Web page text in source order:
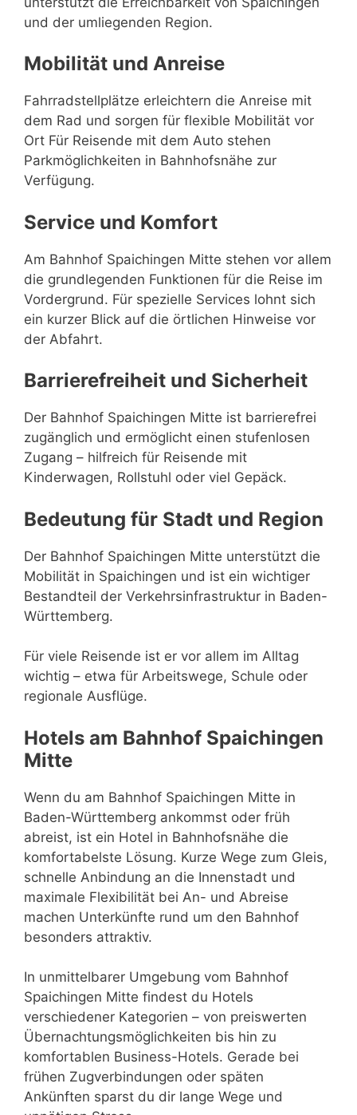
und der umliegenden Region.
Mobilität und Anreise
Fahrradstellplätze erleichtern die Anreise mit
dem Rad und sorgen für flexible Mobilität vor
Ort Für Reisende mit dem Auto stehen
Parkmöglichkeiten in Bahnhofsnähe zur
Verfügung.
Service und Komfort
Am Bahnhof Spaichingen Mitte stehen vor allem
die grundlegenden Funktionen für die Reise im
Vordergrund. Für spezielle Services lohnt sich
ein kurzer Blick auf die örtlichen Hinweise vor
der Abfahrt.
Barrierefreiheit und Sicherheit
Der Bahnhof Spaichingen Mitte ist barrierefrei
zugänglich und ermöglicht einen stufenlosen
Zugang – hilfreich für Reisende mit
Kinderwagen, Rollstuhl oder viel Gepäck.
Bedeutung für Stadt und Region
Der Bahnhof Spaichingen Mitte unterstützt die
Mobilität in Spaichingen und ist ein wichtiger
Bestandteil der Verkehrsinfrastruktur in Baden-
Württemberg.
Für viele Reisende ist er vor allem im Alltag
wichtig – etwa für Arbeitswege, Schule oder
regionale Ausflüge.
Hotels am Bahnhof Spaichingen
Mitte
Wenn du am Bahnhof Spaichingen Mitte in
Baden-Württemberg ankommst oder früh
abreist, ist ein Hotel in Bahnhofsnähe die
komfortabelste Lösung. Kurze Wege zum Gleis,
schnelle Anbindung an die Innenstadt und
maximale Flexibilität bei An- und Abreise
machen Unterkünfte rund um den Bahnhof
besonders attraktiv.
In unmittelbarer Umgebung vom Bahnhof
Spaichingen Mitte findest du Hotels
verschiedener Kategorien – von preiswerten
Übernachtungsmöglichkeiten bis hin zu
komfortablen Business-Hotels. Gerade bei
frühen Zugverbindungen oder späten
Ankünften sparst du dir lange Wege und